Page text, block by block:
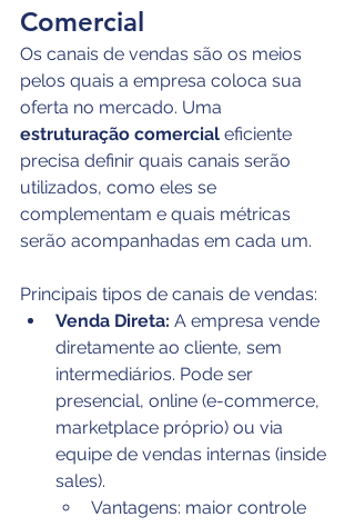
Comercial
Os canais de vendas são os meios
pelos quais a empresa coloca sua
oferta no mercado. Uma
estruturação comercial eficiente
precisa definir quais canais serão
utilizados, como eles se
complementam e quais métricas
serão acompanhadas em cada um.
Principais tipos de canais de vendas:
Venda Direta: A empresa vende
diretamente ao cliente, sem
intermediários. Pode ser
presencial, online (e-commerce,
marketplace próprio) ou via
equipe de vendas internas (inside
sales).
Vantagens: maior controle